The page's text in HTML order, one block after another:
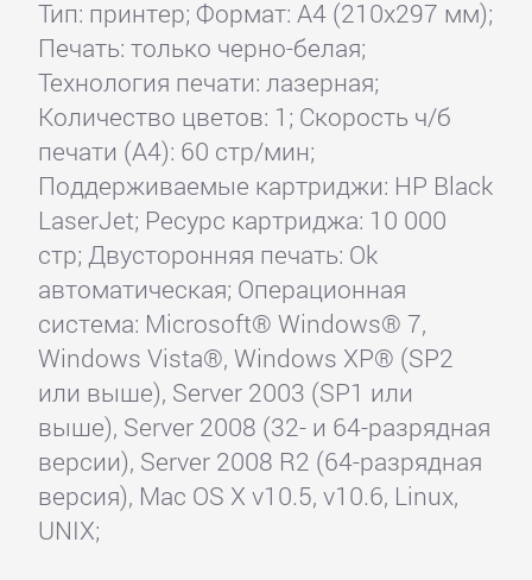
Тип: принтер; Формат: A4 (210x297 мм);
Печать: только черно-белая;
Технология печати: лазерная;
Количество цветов: 1; Скорость ч/б
печати (А4): 60 стр/мин;
Поддерживаемые картриджи: HP Black
LaserJet; Ресурс картриджа: 10 000
стр; Двусторонняя печать: Ok
автоматическая; Операционная
система: Microsoft® Windows® 7,
Windows Vista®, Windows XP® (SP2
или выше), Server 2003 (SP1 или
выше), Server 2008 (32- и 64-разрядная
версии), Server 2008 R2 (64-разрядная
версия), Mac OS X v10.5, v10.6, Linux,
UNIX;